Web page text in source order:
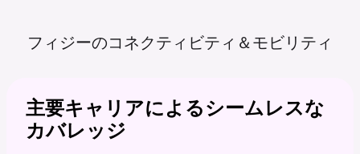
フィジーのコネクティビティ＆モビリティ
主要キャリアによるシームレスな
カバレッジ